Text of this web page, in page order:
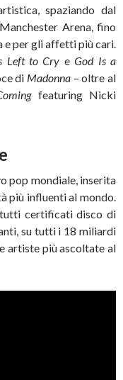
spaziando dal
Arena, fino
e per gli affetti più cari.
Left to Cry eGod Is a
di Madonna – oltre al
featuring Nicki
pop mondiale, inserita
più influenti al mondo.
certificati disco di
su tutti i 18 miliardi
artiste più ascoltate al